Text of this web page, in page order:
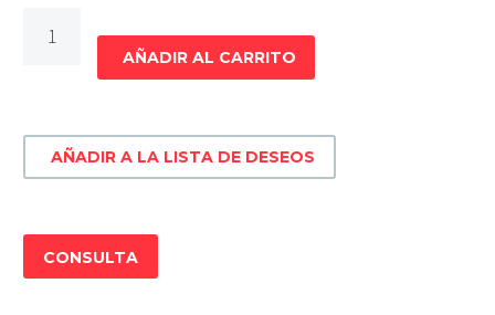
ACONDICIONADO
FC
18.000
BTU
AÑADIR AL CARRITO
AÑADIR A LA LISTA DE DESEOS
CONSULTA